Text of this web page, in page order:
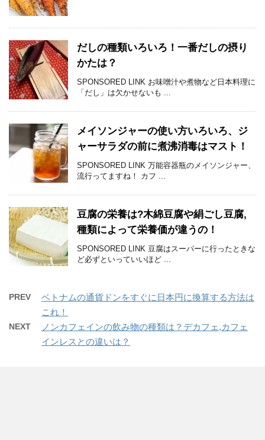
だしの種類いろいろ！一番だしの摂り
かたは？
SPONSORED LINK お味噌汁や煮物など日本料理に
「だし」は欠かせないも ...
メイソンジャーの使い方いろいろ、ジ
ャーサラダの前に煮沸消毒はマスト！
SPONSORED LINK 万能容器瓶のメイソンジャー、
流行ってますね！ カフ ...
豆腐の栄養は?木綿豆腐や絹ごし豆腐,
種類によって栄養価が違うの！
SPONSORED LINK 豆腐はスーパーに行ったときな
ど必ずといっていいほど ...
PREV
ベトナムの通貨ドンをすぐに日本円に換算する方法は
これ！
NEXT
ノンカフェインの飲み物の種類は？デカフェ,カフェ
インレスとの違いは？